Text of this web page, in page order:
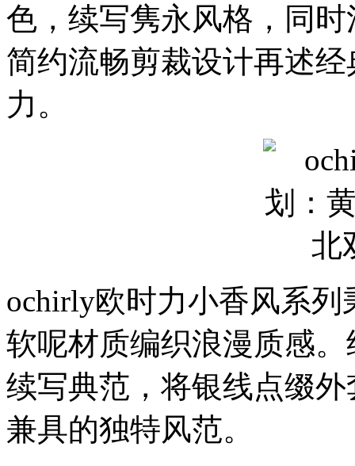
色，续写隽永风格，同
简约流畅剪裁设计再述
力。
ochirly欧时力小香风系
软呢材质编织浪漫质感
续写典范，将银线点缀
兼具的独特风范。